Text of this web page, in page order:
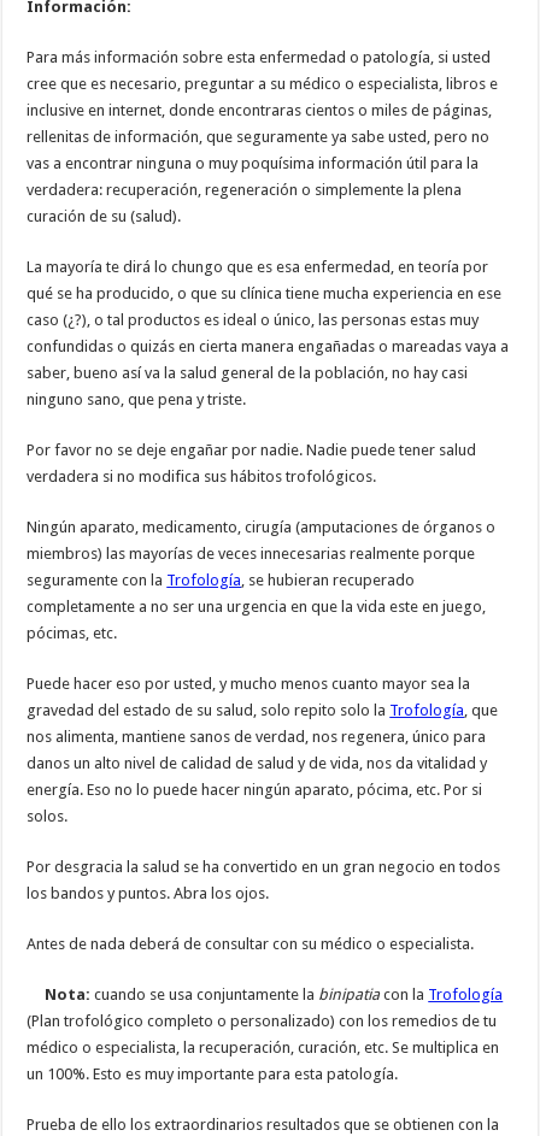
Información:
Para más información sobre esta enfermedad o patología, si usted
cree que es necesario, preguntar a su médico o especialista, libros e
inclusive en internet, donde encontraras cientos o miles de páginas,
rellenitas de información, que seguramente ya sabe usted, pero no
vas a encontrar ninguna o muy poquísima información útil para la
verdadera: recuperación, regeneración o simplemente la plena
curación de su (salud).
La mayoría te dirá lo chungo que es esa enfermedad, en teoría por
qué se ha producido, o que su clínica tiene mucha experiencia en ese
caso (¿?), o tal productos es ideal o único, las personas estas muy
confundidas o quizás en cierta manera engañadas o mareadas vaya a
saber, bueno así va la salud general de la población, no hay casi
ninguno sano, que pena y triste.
Por favor no se deje engañar por nadie. Nadie puede tener salud
verdadera si no modifica sus hábitos trofológicos.
Ningún aparato, medicamento, cirugía (amputaciones de órganos o
miembros) las mayorías de veces innecesarias realmente porque
seguramente con la Trofología, se hubieran recuperado
completamente a no ser una urgencia en que la vida este en juego,
pócimas, etc.
Puede hacer eso por usted, y mucho menos cuanto mayor sea la
gravedad del estado de su salud, solo repito solo la Trofología, que
nos alimenta, mantiene sanos de verdad, nos regenera, único para
danos un alto nivel de calidad de salud y de vida, nos da vitalidad y
energía. Eso no lo puede hacer ningún aparato, pócima, etc. Por si
solos.
Por desgracia la salud se ha convertido en un gran negocio en todos
los bandos y puntos. Abra los ojos.
Antes de nada deberá de consultar con su médico o especialista.
Nota:cuando se usa conjuntamente la binipatiacon la Trofología
(Plan trofológico completo o personalizado) con los remedios de tu
médico o especialista, la recuperación, curación, etc. Se multiplica en
un 100%. Esto es muy importante para esta patología.
Prueba de ello los extraordinarios resultados que se obtienen con la